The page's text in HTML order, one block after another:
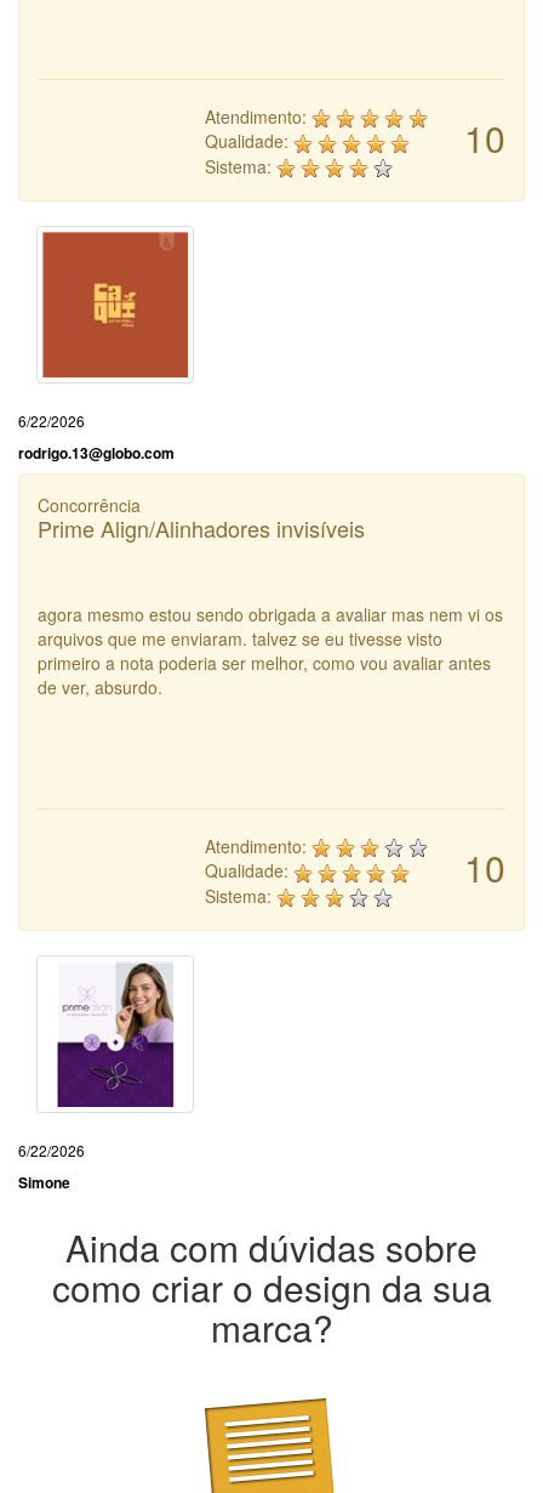
10
Atendimento:
Qualidade:
Sistema:
6/22/2026
rodrigo.13@globo.com
Concorrência
Prime Align/Alinhadores invisíveis
agora mesmo estou sendo obrigada a avaliar mas nem vi os
arquivos que me enviaram. talvez se eu tivesse visto
primeiro a nota poderia ser melhor, como vou avaliar antes
de ver, absurdo.
10
Atendimento:
Qualidade:
Sistema:
6/22/2026
Simone
Ainda com dúvidas sobre
como criar o design da sua
marca?